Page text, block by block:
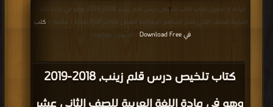
كتاب تلخيص درس قلم زينب, 2018-2019
قراءة و تحميل كتاب كتاب تلخيص درس قلم زينب, 2018-2019 وهو في مادة اللغة
العربية للصف الثاني عشر المناهج الإماراتية الفصل الثالث PDF مجانا | مكتبة >
كتب
في Download Free
| التحميل : مرة/مرات